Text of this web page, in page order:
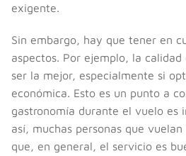
exigente.
Sin embargo, hay que tener en
aspectos. Por ejemplo, la
ser la mejor, especialmente si
económica. Esto es un punto a
gastronomía durante el vuelo es
así, muchas personas que
que, en general, el servicio es